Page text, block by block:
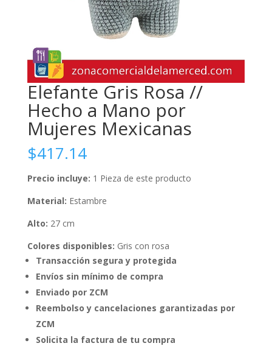
Elefante Gris Rosa //
Hecho a Mano por
Mujeres Mexicanas
$417.14
Precio incluye: 1 Pieza de este producto
Material: Estambre
Alto: 27 cm
Colores disponibles: Gris con rosa
Transacción segura y protegida
Envíos sin mínimo de compra
Enviado por ZCM
Reembolso y cancelaciones garantizadas por
ZCM
Solicita la factura de tu compra